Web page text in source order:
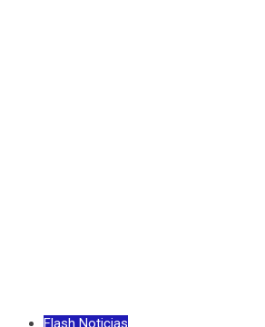
Flash Noticias